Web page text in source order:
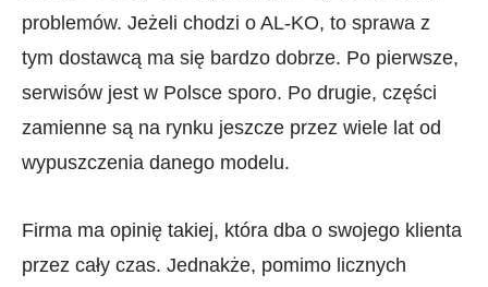
problemów. Jeżeli chodzi o AL-KO, to sprawa z
tym dostawcą ma się bardzo dobrze. Po pierwsze,
serwisów jest w Polsce sporo. Po drugie, części
zamienne są na rynku jeszcze przez wiele lat od
wypuszczenia danego modelu.
Firma ma opinię takiej, która dba o swojego klienta
przez cały czas. Jednakże, pomimo licznych